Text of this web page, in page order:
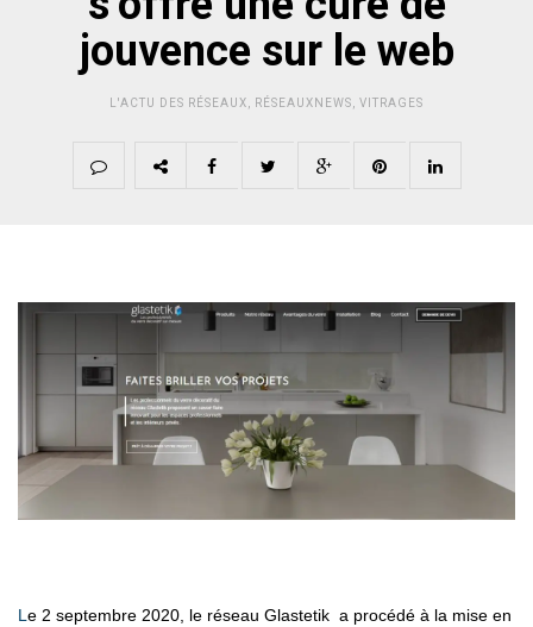
jouvence sur le web
L'ACTU DES RÉSEAUX RÉSEAUXNEWS VITRAGES
Le 2 septembre 2020, le réseau Glastetik a procédé à la mise en